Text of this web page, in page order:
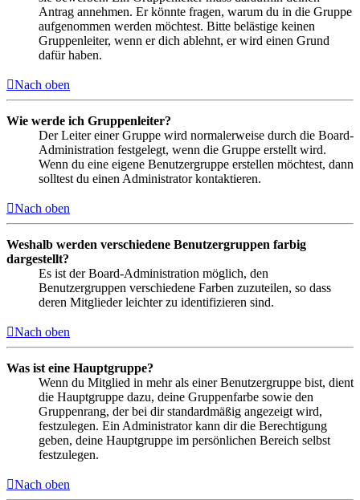
Antrag annehmen. Er könnte fragen, warum du in die Gruppe
aufgenommen werden möchtest. Bitte belästige keinen
Gruppenleiter, wenn er dich ablehnt, er wird einen Grund
dafür haben.
Nach oben
Wie werde ich Gruppenleiter?
Der Leiter einer Gruppe wird normalerweise durch die Board-
Administration festgelegt, wenn die Gruppe erstellt wird.
Wenn du eine eigene Benutzergruppe erstellen möchtest, dann
solltest du einen Administrator kontaktieren.
Nach oben
Weshalb werden verschiedene Benutzergruppen farbig
dargestellt?
Es ist der Board-Administration möglich, den
Benutzergruppen verschiedene Farben zuzuteilen, so dass
deren Mitglieder leichter zu identifizieren sind.
Nach oben
Was ist eine Hauptgruppe?
Wenn du Mitglied in mehr als einer Benutzergruppe bist, dient
die Hauptgruppe dazu, deine Gruppenfarbe sowie den
Gruppenrang, der bei dir standardmäßig angezeigt wird,
festzulegen. Ein Administrator kann dir die Berechtigung
geben, deine Hauptgruppe im persönlichen Bereich selbst
festzulegen.
Nach oben